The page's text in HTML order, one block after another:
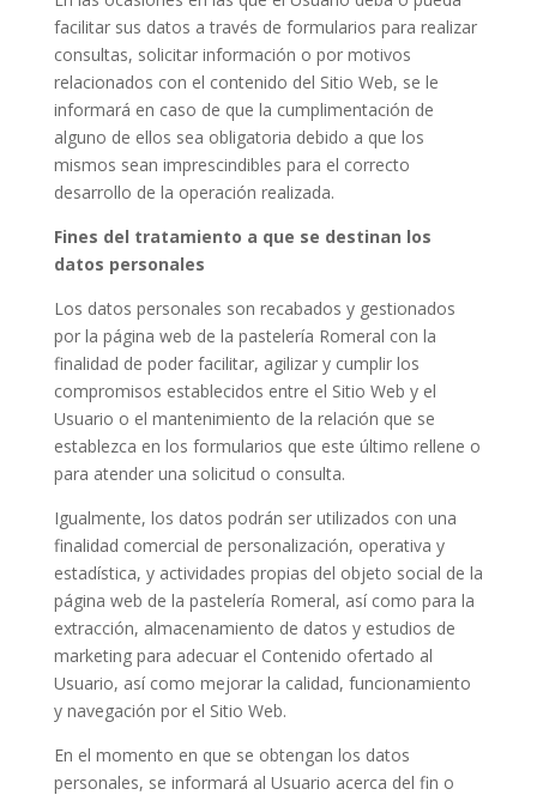
facilitar sus datos a través de formularios para realizar
consultas, solicitar información o por motivos
relacionados con el contenido del Sitio Web, se le
informará en caso de que la cumplimentación de
alguno de ellos sea obligatoria debido a que los
mismos sean imprescindibles para el correcto
desarrollo de la operación realizada.
Fines del tratamiento a que se destinan los
datos personales
Los datos personales son recabados y gestionados
por la página web de la pastelería Romeral con la
finalidad de poder facilitar, agilizar y cumplir los
compromisos establecidos entre el Sitio Web y el
Usuario o el mantenimiento de la relación que se
establezca en los formularios que este último rellene o
para atender una solicitud o consulta.
Igualmente, los datos podrán ser utilizados con una
finalidad comercial de personalización, operativa y
estadística, y actividades propias del objeto social de la
página web de la pastelería Romeral, así como para la
extracción, almacenamiento de datos y estudios de
marketing para adecuar el Contenido ofertado al
Usuario, así como mejorar la calidad, funcionamiento
y navegación por el Sitio Web.
En el momento en que se obtengan los datos
personales, se informará al Usuario acerca del fin o